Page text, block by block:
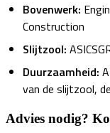
Bovenwerk:
Construction
Slijtzool:
Duurzaamheid:
van de slijtzool,
Advies nodig?